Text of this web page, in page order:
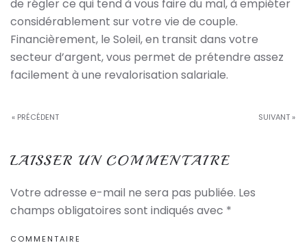
de régler ce qui tend à vous faire du mal, à empiéter
considérablement sur votre vie de couple.
Financièrement, le Soleil, en transit dans votre
secteur d’argent, vous permet de prétendre assez
facilement à une revalorisation salariale.
« PRÉCÉDENT SUIVANT »
LAISSER UN COMMENTAIRE
Votre adresse e-mail ne sera pas publiée. Les
champs obligatoires sont indiqués avec *
COMMENTAIRE